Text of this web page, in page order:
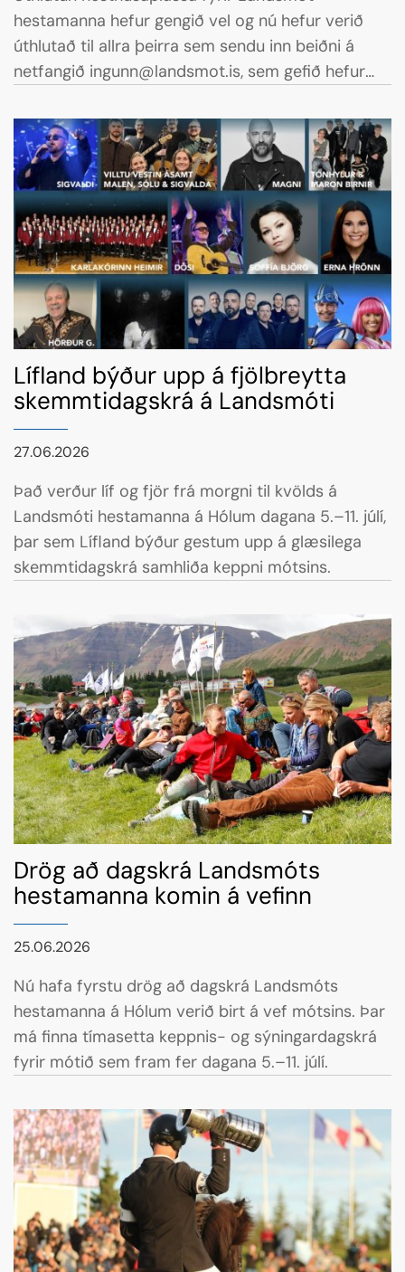
hestamanna hefur gengið vel og nú hefur verið
úthlutað til allra þeirra sem sendu inn beiðni á
netfangið ingunn@landsmot.is, sem gefið hefur
hestamannafélaga hafa jafnframt fengið sendan
upplýsingapóst um þau hesthúsapláss sem félögin
hafa fengið úthlutað á Brúnastöðum, hesthúsinu á
Hólum. Þau pláss verða á vegum
hestamannafélaganna fram yfir forkeppni og
milliriðla.
Lífland býður upp á fjölbreytta
skemmtidagskrá á Landsmóti
27.06.2026
Það verður líf og fjör frá morgni til kvölds á
Landsmóti hestamanna á Hólum dagana 5.–11. júlí,
þar sem Lífland býður gestum upp á glæsilega
skemmtidagskrá samhliða keppni mótsins.
Drög að dagskrá Landsmóts
hestamanna komin á vefinn
25.06.2026
Nú hafa fyrstu drög að dagskrá Landsmóts
hestamanna á Hólum verið birt á vef mótsins. Þar
má finna tímasetta keppnis- og sýningardagskrá
fyrir mótið sem fram fer dagana 5.–11. júlí.